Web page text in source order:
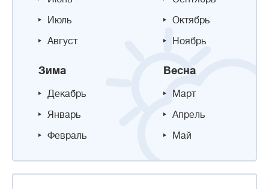
Июль
Август
Октябрь
Ноябрь
Зима
Декабрь
Январь
Февраль
Весна
Март
Апрель
Май